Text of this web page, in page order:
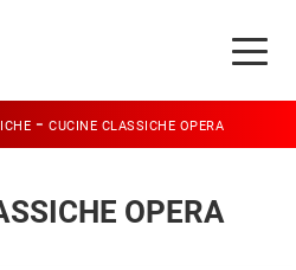
- CUCINE CLASSICHE OPERA
OPERA